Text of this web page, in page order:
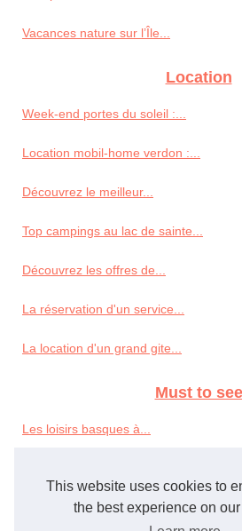
This website uses cookies to
the best experience on
Vacances nature sur l’Île...
Location
Week-end portes du soleil :...
Location mobil-home verdon :...
Découvrez le meilleur...
Top campings au lac de sainte...
Découvrez les offres de...
La réservation d'un service...
La location d'un grand gite...
Must to see
Les loisirs basques à...
A voir en Aveyron : le...